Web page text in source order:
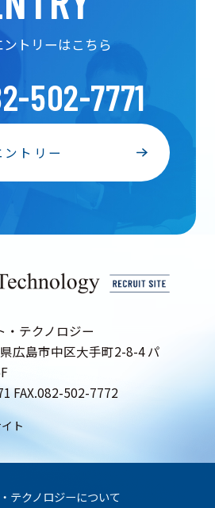
トリーはこちら
502-7771
トリー
・テクノロジー
広島市中区大手町2-8-4 パ
FAX.082-502-7772
ト
テクノロジーについて